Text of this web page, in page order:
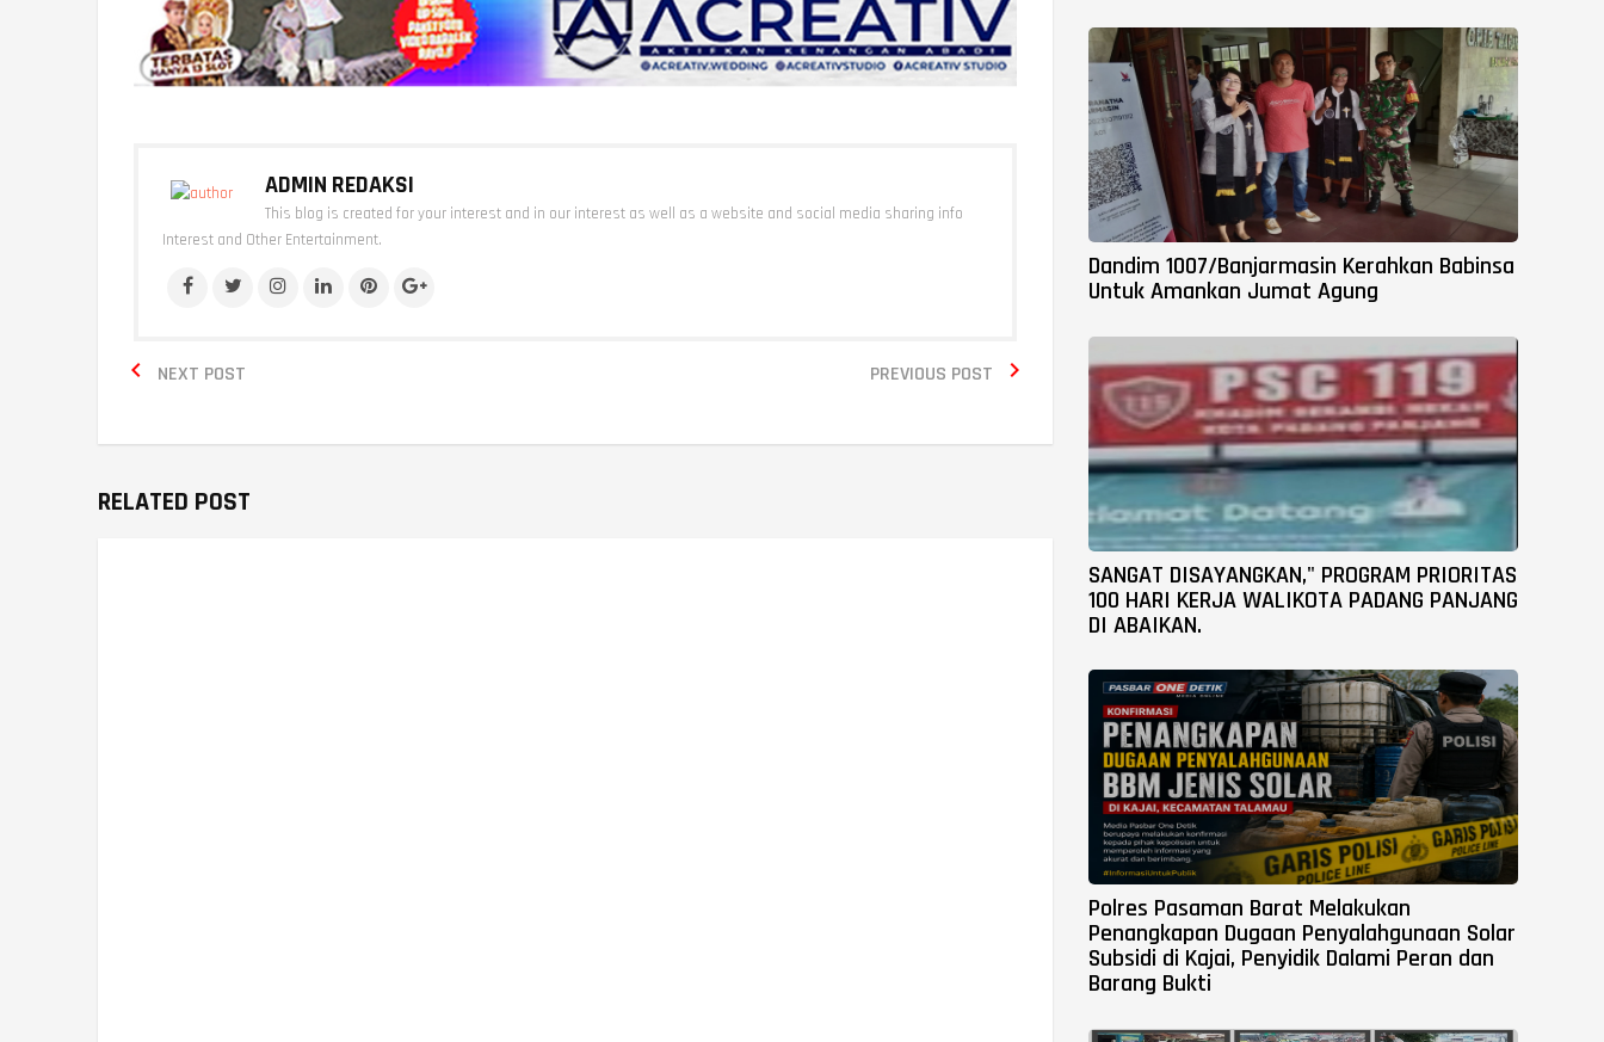
ADMIN REDAKSI
This blog is created for your interest and in our interest as well as a website and social media sharing info
Interest and Other Entertainment.
NEXT POST
 PREVIOUS POST 
RELATED POST
Dandim 1007/Banjarmasin Kerahkan Babinsa
Untuk Amankan Jumat Agung
SANGAT DISAYANGKAN," PROGRAM PRIORITAS
100 HARI KERJA WALIKOTA PADANG PANJANG
DI ABAIKAN.
Polres Pasaman Barat Melakukan
Penangkapan Dugaan Penyalahgunaan Solar
Subsidi di Kajai, Penyidik Dalami Peran dan
Barang Bukti